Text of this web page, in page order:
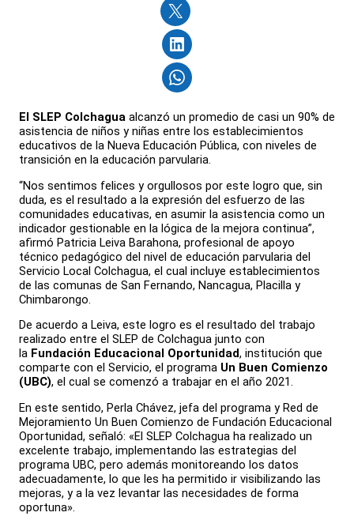
El SLEP Colchagua alcanzó un promedio de casi un 90% de
asistencia de niños y niñas entre los establecimientos
educativos de la Nueva Educación Pública, con niveles de
transición en la educación parvularia.
“Nos sentimos felices y orgullosos por este logro que, sin
duda, es el resultado a la expresión del esfuerzo de las
comunidades educativas, en asumir la asistencia como un
indicador gestionable en la lógica de la mejora continua”,
afirmó Patricia Leiva Barahona, profesional de apoyo
técnico pedagógico del nivel de educación parvularia del
Servicio Local Colchagua, el cual incluye establecimientos
de las comunas de San Fernando, Nancagua, Placilla y
Chimbarongo.
De acuerdo a Leiva, este logro es el resultado del trabajo
realizado entre el SLEP de Colchagua junto con
la Fundación Educacional Oportunidad, institución que
comparte con el Servicio, el programa Un Buen Comienzo
(UBC), el cual se comenzó a trabajar en el año 2021.
En este sentido, Perla Chávez, jefa del programa y Red de
Mejoramiento Un Buen Comienzo de Fundación Educacional
Oportunidad, señaló: «El SLEP Colchagua ha realizado un
excelente trabajo, implementando las estrategias del
programa UBC, pero además monitoreando los datos
adecuadamente, lo que les ha permitido ir visibilizando las
mejoras, y a la vez levantar las necesidades de forma
oportuna».